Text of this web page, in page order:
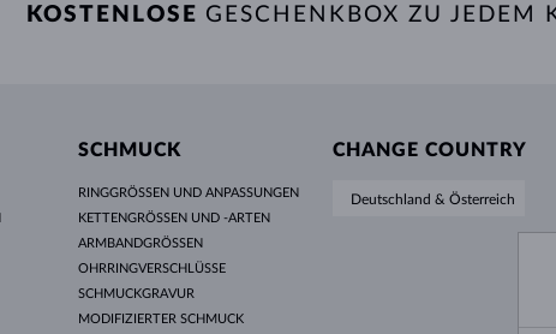
KOSTENLOSE GESCHENKBOX ZU JEDEM
SCHMUCK
RINGGRÖSSEN UND ANPASSUNGEN
KETTENGRÖSSEN UND -ARTEN
ARMBANDGRÖSSEN
OHRRINGVERSCHLÜSSE
SCHMUCKGRAVUR
MODIFIZIERTER SCHMUCK
CHANGE COUNTRY
Deutschland & Österreich